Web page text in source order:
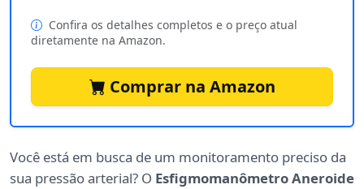
Confira os detalhes completos e o preço atual
diretamente na Amazon.
Comprar na Amazon
Você está em busca de um monitoramento preciso da
sua pressão arterial? O Esfigmomanômetro Aneroide